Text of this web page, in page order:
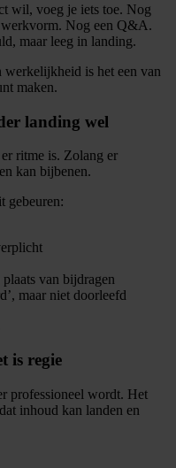
wil, voeg je iets toe. Nog
werkvorm. Nog een Q&A.
maar leeg in landing.
is het een van
maken.
landing wel
ritme is. Zolang er
kan bijbenen.
gebeuren:
van bijdragen
maar niet doorleefd
is regie
professioneel wordt. Het
inhoud kan landen en